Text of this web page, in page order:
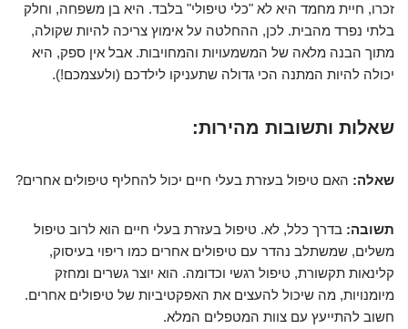
זכרו, חיית מחמד היא לא "כלי טיפולי" בלבד. היא בן משפחה, וחלק
בלתי נפרד מהבית. לכן, ההחלטה על אימוץ צריכה להיות שקולה,
מתוך הבנה מלאה של המשמעויות והמחויבות. אבל אין ספק, היא
יכולה להיות המתנה הכי גדולה שתעניקו לילדכם (ולעצמכם!).
שאלות ותשובות מהירות:
שאלה: האם טיפול בעזרת בעלי חיים יכול להחליף טיפולים אחרים?
תשובה: בדרך כלל, לא. טיפול בעזרת בעלי חיים הוא לרוב טיפול
משלים, שמשתלב נהדר עם טיפולים אחרים כמו ריפוי בעיסוק,
קלינאות תקשורת, טיפול רגשי וכדומה. הוא יוצר גשרים ומחזק
מיומנויות, מה שיכול להעצים את האפקטיביות של טיפולים אחרים.
חשוב להתייעץ עם צוות המטפלים המלא.